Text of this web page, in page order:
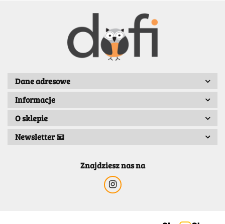
BENASSI/GALGI
Dane adresowe
Informacje
O sklepie
Newsletter 📧
Znajdziesz nas na